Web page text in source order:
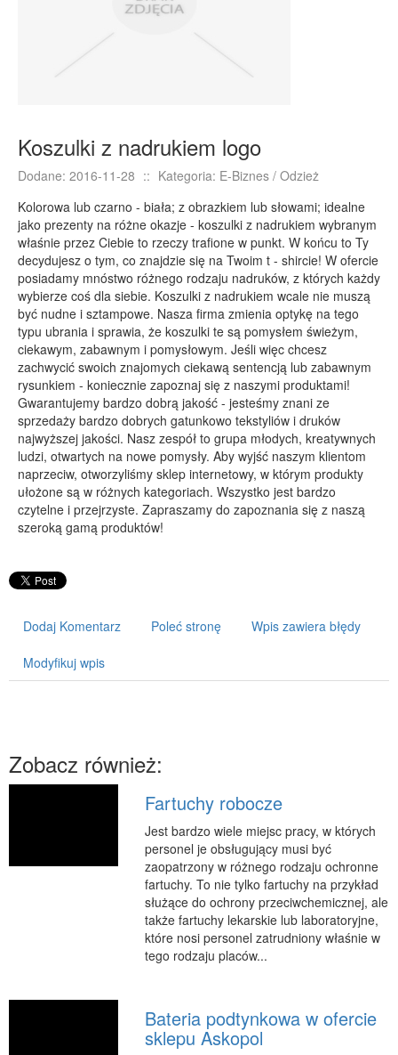
Biżuteria
Dla Dzieci
Wyposażenie Łazienki
Odzież
Sport
Elektronika, RTV, AGD
Art. Dla Zwierząt
Ogród, Rośliny
Chemia
Art. Spożywcze
Materiały Eksploatacyjne
Inne Sklepy
PRZYRZĄDY
Maszyny
Narzędzia
Przemysł Metalowy
PRZEWÓZ
Części Samochodowe
Wynajem
Salony, Komisy
Materiały Reklamowe
Inne Agencje
Imprezy Integracyjne
Zajęcia Sportowe i Rekreacyjne
Adwokaci, Porady Prawne
Koszulki z nadrukiem logo
Dodane: 2016-11-28 :: Kategoria: E-Biznes / Odzież
Kolorowa lub czarno - biała; z obrazkiem lub słowami; idealne
jako prezenty na różne okazje - koszulki z nadrukiem wybranym
właśnie przez Ciebie to rzeczy trafione w punkt. W końcu to Ty
decydujesz o tym, co znajdzie się na Twoim t - shircie! W ofercie
posiadamy mnóstwo różnego rodzaju nadruków, z których każdy
wybierze coś dla siebie. Koszulki z nadrukiem wcale nie muszą
być nudne i sztampowe. Nasza firma zmienia optykę na tego
typu ubrania i sprawia, że koszulki te są pomysłem świeżym,
ciekawym, zabawnym i pomysłowym. Jeśli więc chcesz
zachwycić swoich znajomych ciekawą sentencją lub zabawnym
rysunkiem - koniecznie zapoznaj się z naszymi produktami!
Gwarantujemy bardzo dobrą jakość - jesteśmy znani ze
sprzedaży bardzo dobrych gatunkowo tekstyliów i druków
najwyższej jakości. Nasz zespół to grupa młodych, kreatywnych
ludzi, otwartych na nowe pomysły. Aby wyjść naszym klientom
naprzeciw, otworzyliśmy sklep internetowy, w którym produkty
ułożone są w różnych kategoriach. Wszystko jest bardzo
czytelne i przejrzyste. Zapraszamy do zapoznania się z naszą
szeroką gamą produktów!
Dodaj Komentarz Poleć stronę Wpis zawiera błędy
Modyfikuj wpis
Zobacz również:
Fartuchy robocze
Jest bardzo wiele miejsc pracy, w których
personel je obsługujący musi być
zaopatrzony w różnego rodzaju ochronne
fartuchy. To nie tylko fartuchy na przykład
służące do ochrony przeciwchemicznej, ale
także fartuchy lekarskie lub laboratoryjne,
które nosi personel zatrudniony właśnie w
tego rodzaju placów...
Bateria podtynkowa w ofercie
sklepu Askopol